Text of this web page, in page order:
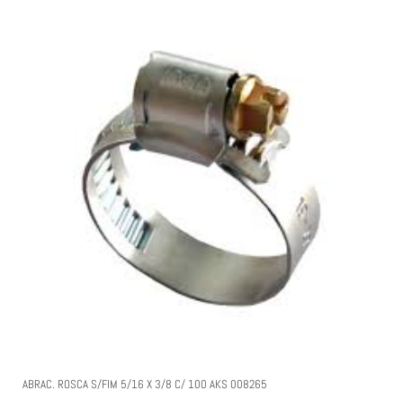
ABRAC. ROSCA S/FIM 5/16 X 3/8 C/ 100 AKS 008265